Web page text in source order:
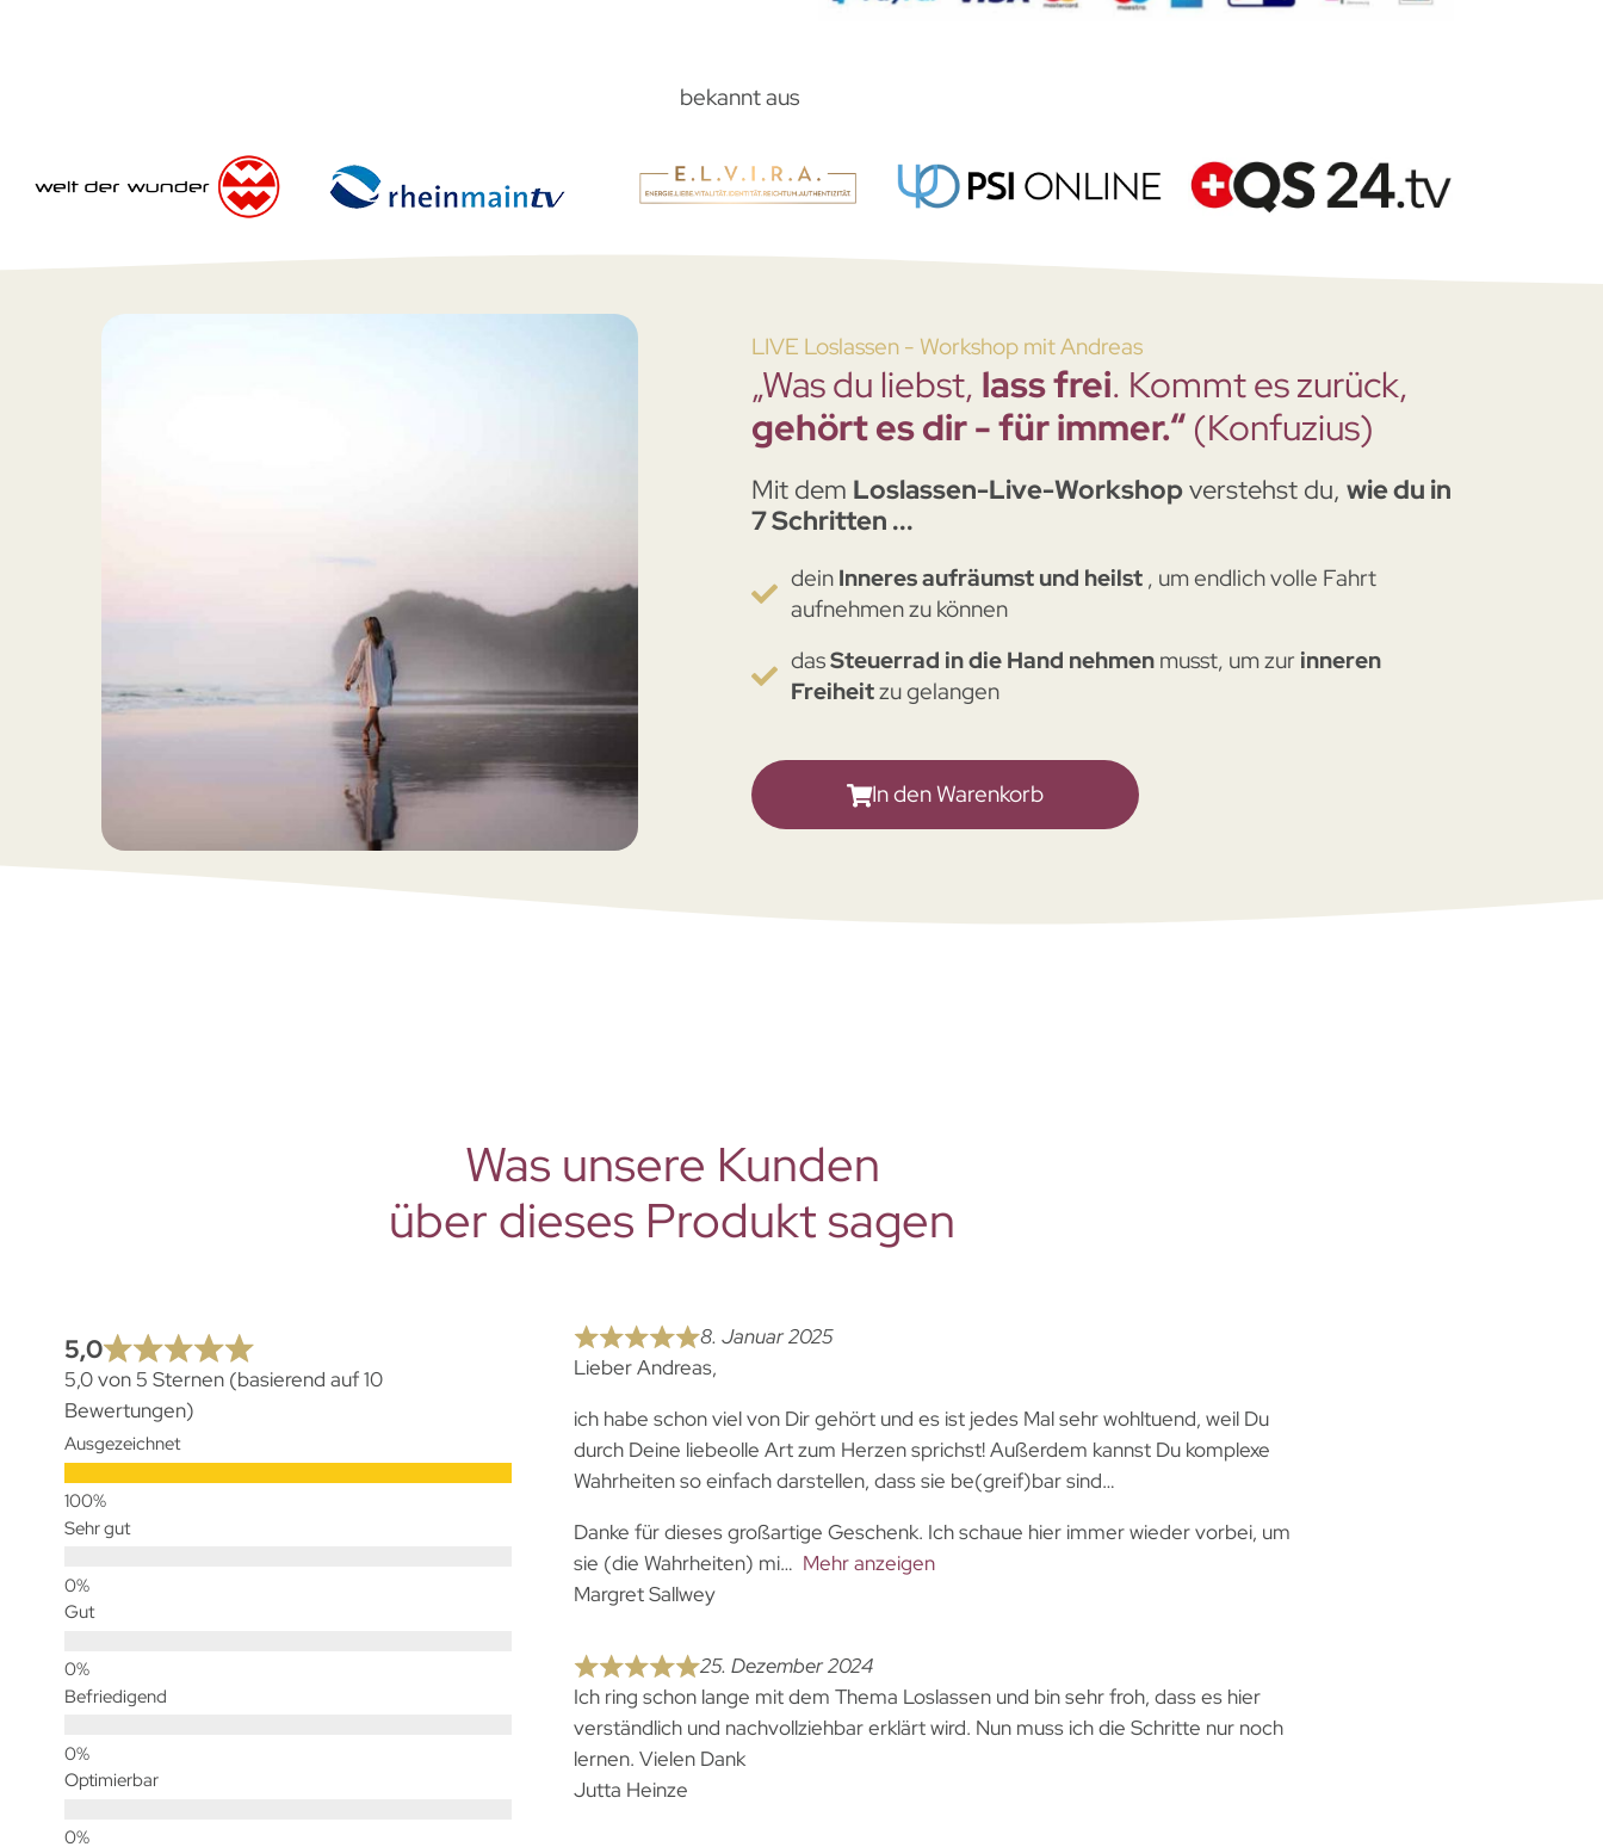
bekannt aus
LIVE Loslassen - Workshop mit Andreas
„Was du liebst, lass frei. Kommt es zurück,
gehört es dir - für immer.“ (Konfuzius)
Mit dem Loslassen-Live-Workshopverstehst du, wie du in
7 Schritten ...
dein Inneres aufräumst und heilst , um endlich volle Fahrt
aufnehmen zu können
dasSteuerrad in die Hand nehmenmusst, um zur inneren
Freiheitzu gelangen
In den Warenkorb
Was unsere Kunden
über dieses Produkt sagen
5,0
5,0 von 5 Sternen (basierend auf 10
Bewertungen)
Ausgezeichnet
Sehr gut
Gut
Befriedigend
Optimierbar
8. Januar 2025
Lieber Andreas,
ich habe schon viel von Dir gehört und es ist jedes Mal sehr wohltuend, weil Du
durch Deine liebeolle Art zum Herzen sprichst! Außerdem kannst Du komplexe
Wahrheiten so einfach darstellen, dass sie be(greif)bar sind…
Danke für dieses großartige Geschenk. Ich schaue hier immer wieder vorbei, um
sie (die Wahrheiten) mi
Mehr anzeigen
Margret Sallwey
25. Dezember 2024
Ich ring schon lange mit dem Thema Loslassen und bin sehr froh, dass es hier
verständlich und nachvollziehbar erklärt wird. Nun muss ich die Schritte nur noch
lernen. Vielen Dank
Jutta Heinze